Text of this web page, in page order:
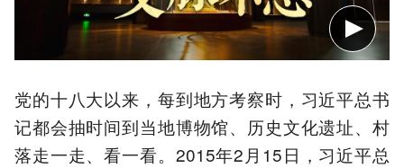
党的十八大以来，每到地方考察时，习近平总书
记都会抽时间到当地博物馆、历史文化遗址、村
落走一走、看一看。2015年2月15日，习近平总